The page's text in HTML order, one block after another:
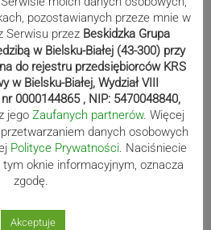
ruszają po kolejne
mistrzostw
w Rajdzie Rzeszowskim
Kobiernice. Będzie się
PROGRAM
pozostawianych przeze mnie w
Serwisu przez Beskidzka Grupa
w Bielsku-Białej (43-300) przy
do rejestru przedsiębiorców KRS
w Bielsku-Białej, Wydział VIII
0000144865 , NIP: 5470048840,
jego Zaufanych partnerów. Więcej
danych osobowych
Polityce Prywatności. Naciśniecie
oknie informacyjnym, oznacza
zgodę.
Akceptuje